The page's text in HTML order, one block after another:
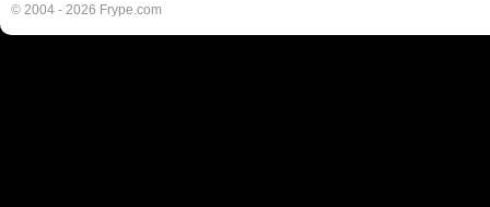
© 2004 - 2026 Frype.com